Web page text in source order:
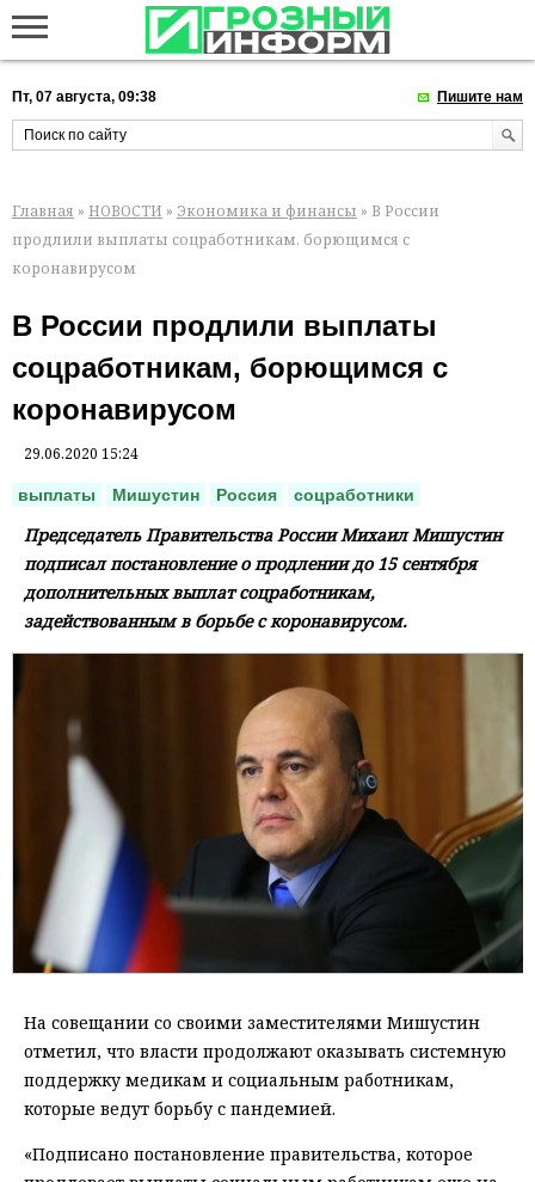
Пт, 07 августа, 09:38 Пишите нам
Главная » НОВОСТИ » Экономика и финансы » В России
продлили выплаты соцработникам, борющимся с
коронавирусом
В России продлили выплаты
соцработникам, борющимся с
коронавирусом
29.06.2020 15:24
выплаты Мишустин Россия соцработники
Председатель Правительства России Михаил Мишустин
подписал постановление о продлении до 15 сентября
дополнительных выплат соцработникам,
задействованным в борьбе с коронавирусом.
На совещании со своими заместителями Мишустин
отметил, что власти продолжают оказывать системную
поддержку медикам и социальным работникам,
которые ведут борьбу с пандемией.
«Подписано постановление правительства, которое